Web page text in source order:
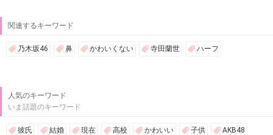
関連するキーワード
乃木坂46 鼻 かわいくない 寺田蘭世 ハーフ
人気のキーワード
いま話題のキーワード
彼氏 結婚 現在 高校 かわいい 子供 AKB48